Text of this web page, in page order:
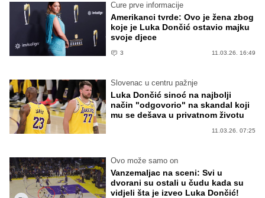
Cure prve informacije
Amerikanci tvrde: Ovo je žena zbog
koje je Luka Dončić ostavio majku
svoje djece
3 11.03.26. 16:49
Slovenac u centru pažnje
Luka Dončić sinoć na najbolji
način "odgovorio" na skandal koji
mu se dešava u privatnom životu
11.03.26. 07:25
Ovo može samo on
Vanzemaljac na sceni: Svi u
dvorani su ostali u čudu kada su
vidjeli šta je izveo Luka Dončić!